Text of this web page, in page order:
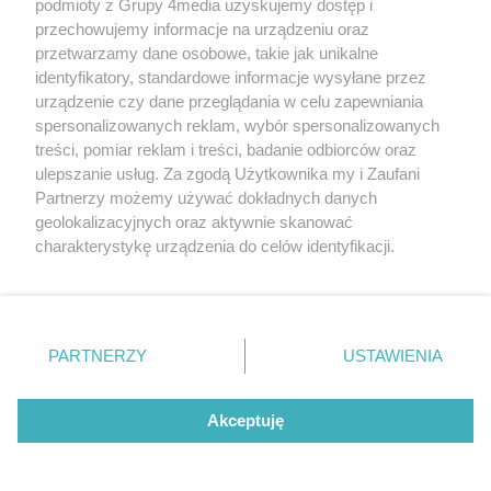
Prywatność Reklama Redakcja Praca Kielce
Facebook.com
Youtube.com
podmioty z Grupy 4media uzyskujemy dostęp i
przechowujemy informacje na urządzeniu oraz
przetwarzamy dane osobowe, takie jak unikalne
identyfikatory, standardowe informacje wysyłane przez
urządzenie czy dane przeglądania w celu zapewniania
spersonalizowanych reklam, wybór spersonalizowanych
treści, pomiar reklam i treści, badanie odbiorców oraz
ulepszanie usług. Za zgodą Użytkownika my i Zaufani
Partnerzy możemy używać dokładnych danych
geolokalizacyjnych oraz aktywnie skanować
charakterystykę urządzenia do celów identyfikacji.
zmienić/wycofać klikając przycisk ustawień prywatności
znajdujący się w lewym dolnym rogu strony
. Niektóre
użytkownika, ale masz prawo sprzeciwić się takiemu
przetwarzaniu. Preferencje będą miały zastosowania tylko
PARTNERZY USTAWIENIA
Akceptuję